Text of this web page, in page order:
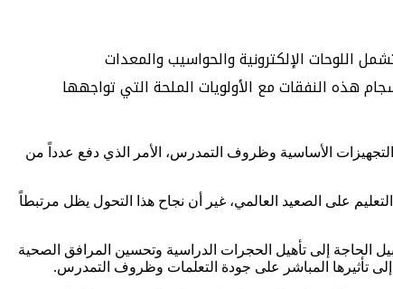
اللوحات الإلكترونية والحواسيب والمعدات
هذه النفقات مع الأولويات الملحة التي تواجهها
الأساسية وظروف التمدرس، الأمر الذي دفع عدداً من
على الصعيد العالمي، غير أن نجاح هذا التحول يظل مرتبطاً
الحاجة إلى تأهيل الحجرات الدراسية وتحسين المرافق الصحية
إلى تأثيرها المباشر على جودة التعلمات وظروف التمدرس.